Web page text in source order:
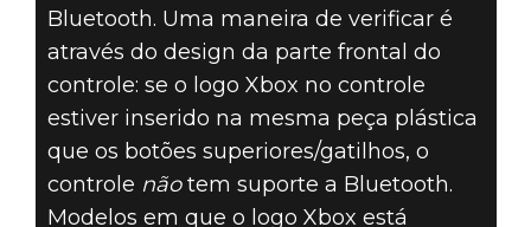
Bluetooth. Uma maneira de verificar é
através do design da parte frontal do
controle: se o logo Xbox no controle
estiver inserido na mesma peça plástica
que os botões superiores/gatilhos, o
controle nãotem suporte a Bluetooth.
Modelos em que o logo Xbox está